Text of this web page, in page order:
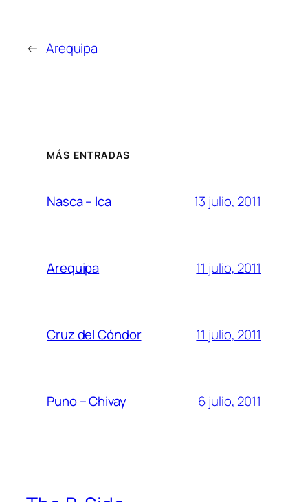
← Arequipa
MÁS ENTRADAS
Nasca – Ica 13 julio, 2011
Arequipa 11 julio, 2011
Cruz del Cóndor 11 julio, 2011
Puno – Chivay 6 julio, 2011